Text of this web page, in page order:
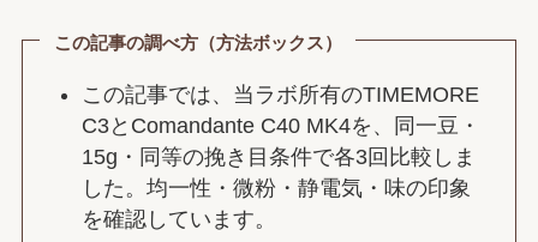
この記事の調べ方（方法ボックス）
この記事では、当ラボ所有のTIMEMORE
C3とComandante C40 MK4を、同一豆・
15g・同等の挽き目条件で各3回比較しま
した。均一性・微粉・静電気・味の印象
を確認しています。